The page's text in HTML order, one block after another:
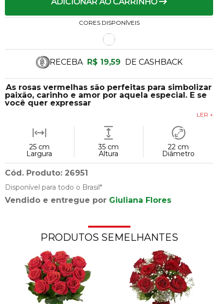
As rosas vermelhas são perfeitas para simbolizar
paixão, carinho e amor por aquela especial. E se
você quer expressar
LER +
CORES DISPONÍVEIS
25 cm
Largura
35 cm
Altura
22 cm
Diâmetro
Cód. Produto: 26951
Disponível para todo o Brasil*
Vendido e entregue por Giuliana Flores
RECEBA R$ 19,59 DE CASHBACK
PRODUTOS SEMELHANTES